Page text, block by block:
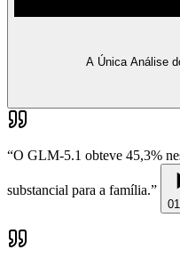
A Única Análise
“O GLM-5.1 obteve 45,3%
substancial para a família.”